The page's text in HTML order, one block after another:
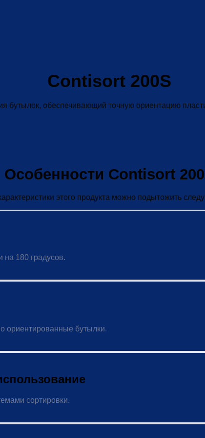
Contisort 200S
бутылок, обеспечивающий точную ориентацию
Особенности Contisort
этого продукта можно подытожить
180 градусов.
ориентированные бутылки.
сортировки.